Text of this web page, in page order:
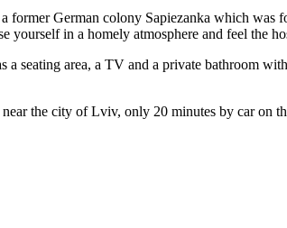
former German colony Sapiezanka which was
yourself in a homely atmosphere and feel the
seating area, a TV and a private bathroom
the city of Lviv, only 20 minutes by car